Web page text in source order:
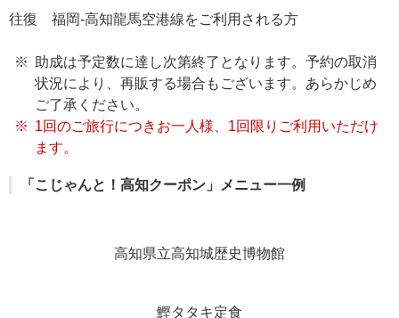
往復 福岡-高知龍馬空港線をご利用される方
助成は予定数に達し次第終了となります。予約の取消
状況により、再販する場合もございます。あらかじめ
ご了承ください。
1回のご旅行につきお一人様、1回限りご利用いただけ
ます。
「こじゃんと！高知クーポン」メニュー一例
高知県立高知城歴史博物館
鰹タタキ定食